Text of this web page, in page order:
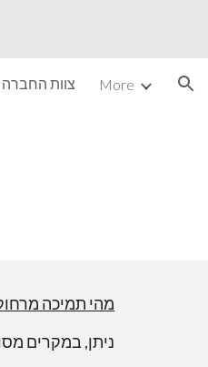
צוות החברה More
?מהי תמיכה
ניתן, במקרים